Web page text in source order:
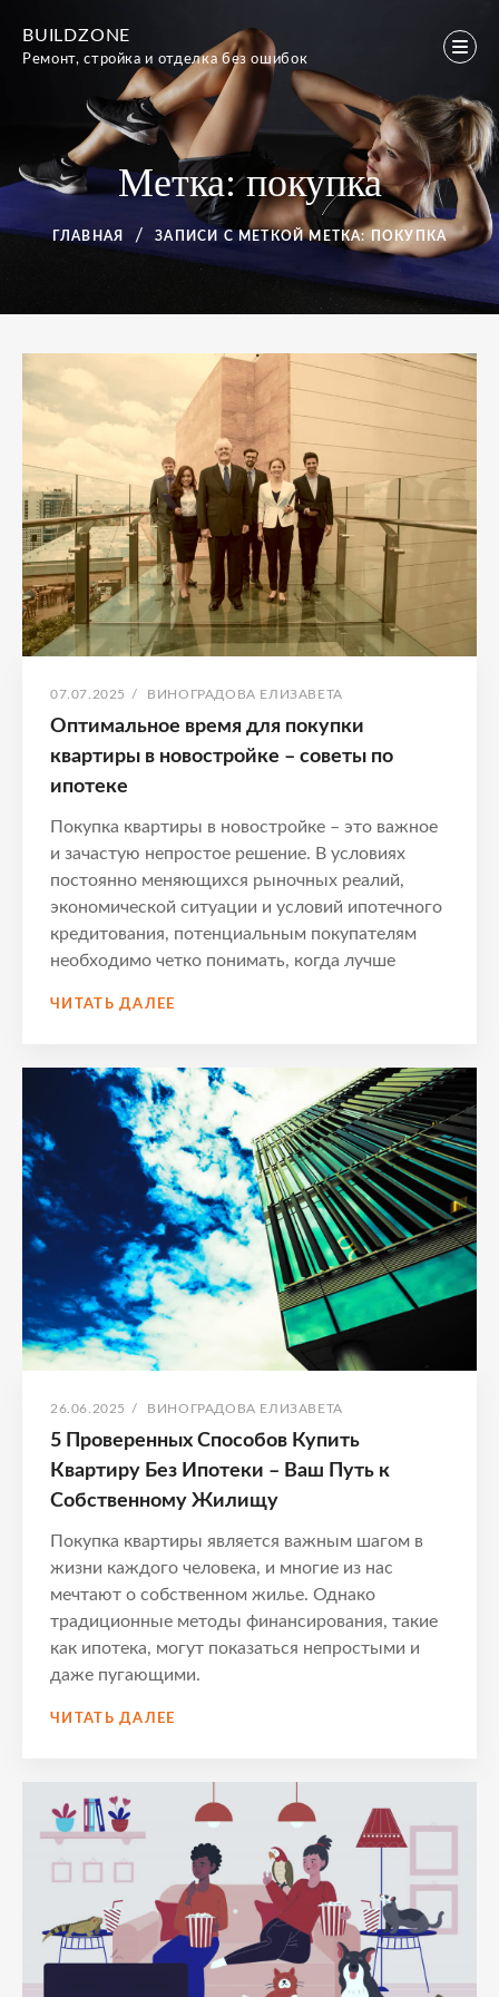
содержимому
BUILDZONE
Ремонт, стройка и отделка без ошибок
Метка:покупка
ГЛАВНАЯ ЗАПИСИ С МЕТКОЙМЕТКА: ПОКУПКА
Метка:
покупка
ОПУБЛИКОВАНО
07.07.2025 / АВТОР:
ВИНОГРАДОВА ЕЛИЗАВЕТА
Оптимальное время для покупки
квартиры в новостройке – советы по
ипотеке
Покупка квартиры в новостройке – это важное
и зачастую непростое решение. В условиях
постоянно меняющихся рыночных реалий,
экономической ситуации и условий ипотечного
кредитования, потенциальным покупателям
необходимо четко понимать, когда лучше
ЧИТАТЬ ДАЛЕЕ
ПОКУПКИ
КВАРТИРЫ
В
НОВОСТРОЙКЕ
–
СОВЕТЫ
ПО
ИПОТЕКЕ
ОПУБЛИКОВАНО
26.06.2025 / АВТОР:
ВИНОГРАДОВА ЕЛИЗАВЕТА
5 Проверенных Способов Купить
Квартиру Без Ипотеки – Ваш Путь к
Собственному Жилищу
Покупка квартиры является важным шагом в
жизни каждого человека, и многие из нас
мечтают о собственном жилье. Однако
традиционные методы финансирования, такие
как ипотека, могут показаться непростыми и
даже пугающими.
ЧИТАТЬ ДАЛЕЕ
КУПИТЬ
КВАРТИРУ
БЕЗ
ИПОТЕКИ
ВАШ
ПУТЬ
К
СОБСТВЕННОМУ
ЖИЛИЩУ